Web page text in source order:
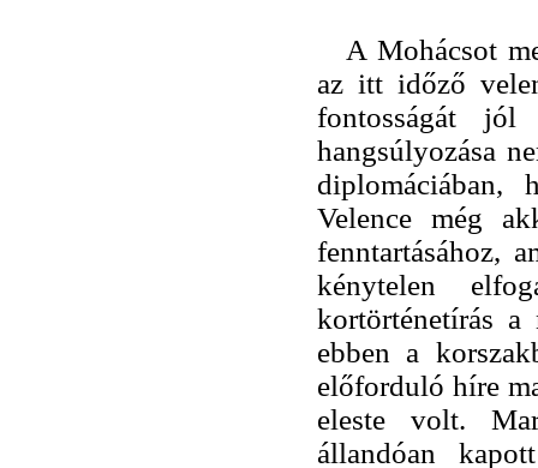
A Mohácsot
az itt időző
fontosságát jól
hangsúlyozása
diplomáciában,
Velence még
fenntartásához,
kénytelen
kortörténetírás a
ebben a
előforduló híre
eleste volt.
állandóan